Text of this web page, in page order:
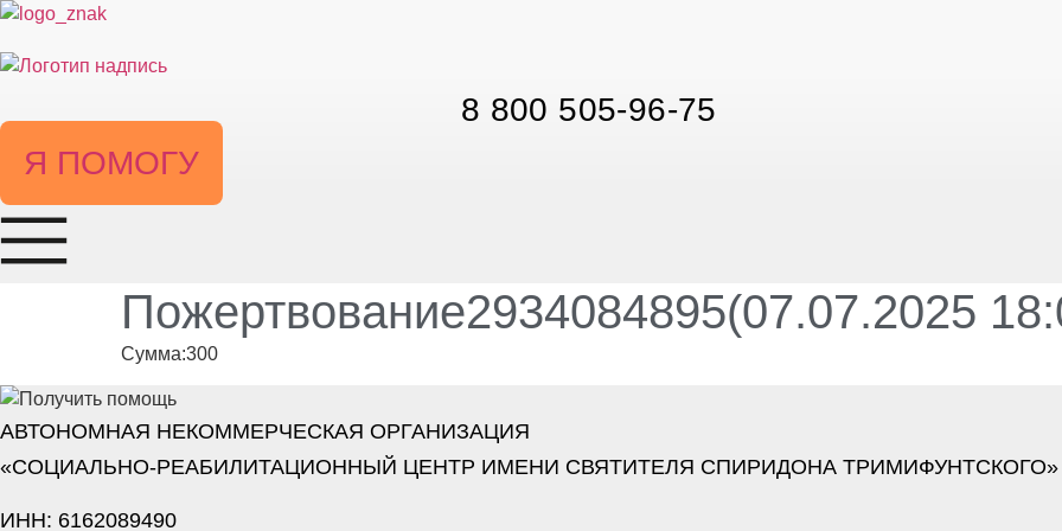
Перейти
содержимому
8 800 505-96-75
Я ПОМОГУ
Пожертвование2934084895(07.07.2025
Сумма:300
АВТОНОМНАЯ НЕКОММЕРЧЕСКАЯ ОРГАНИЗАЦИЯ
«СОЦИАЛЬНО-РЕАБИЛИТАЦИОННЫЙ ЦЕНТР ИМЕНИ СВЯТИТЕЛЯ СПИРИДОНА ТРИМИФУНТСКОГО»
ИНН: 6162089490